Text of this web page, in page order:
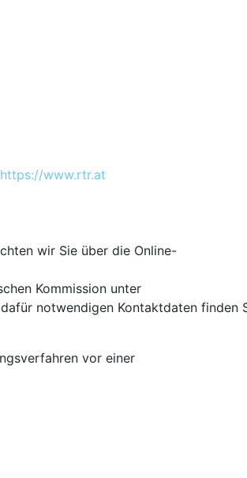
https://www.rtr.at
wir Sie über die Online-
Kommission unter
notwendigen Kontaktdaten finden
vor einer